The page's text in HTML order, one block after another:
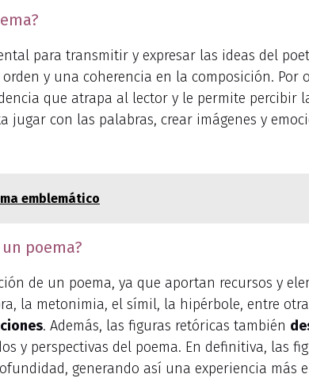
para transmitir y expresar las ideas del
y una coherencia en la composición. Por
que atrapa al lector y le permite percibir
con las palabras, crear imágenes y
emblemático
poema?
de un poema, ya que aportan recursos y
la metonimia, el símil, la hipérbole, entre
. Además, las figuras retóricas también
y perspectivas del poema. En definitiva, las
generando así una experiencia más